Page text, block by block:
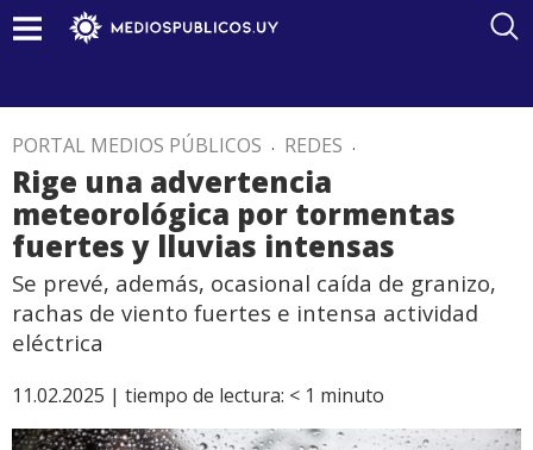
PORTAL MEDIOS PÚBLICOS . REDES .
Rige una advertencia
meteorológica por tormentas
fuertes y lluvias intensas
Se prevé, además, ocasional caída de granizo,
rachas de viento fuertes e intensa actividad
eléctrica
11.02.2025 | tiempo de lectura: < 1 minuto